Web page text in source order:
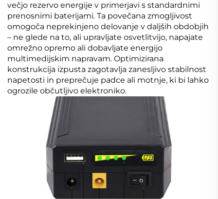
večjo rezervo energije v primerjavi s standardnimi
prenosnimi baterijami. Ta povečana zmogljivost
omogoča neprekinjeno delovanje v daljših obdobjih
– ne glede na to, ali upravljate osvetlitvijo, napajate
omrežno opremo ali dobavljate energijo
multimedijskim napravam. Optimizirana
konstrukcija izpusta zagotavlja zanesljivo stabilnost
napetosti in preprečuje padce ali motnje, ki bi lahko
ogrozile občutljivo elektroniko.